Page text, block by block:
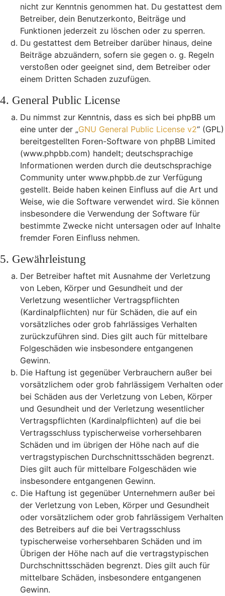
nicht zur Kenntnis genommen hat. Du gestattest dem
Betreiber, dein Benutzerkonto, Beiträge und
Funktionen jederzeit zu löschen oder zu sperren.
Du gestattest dem Betreiber darüber hinaus, deine
Beiträge abzuändern, sofern sie gegen o. g. Regeln
verstoßen oder geeignet sind, dem Betreiber oder
einem Dritten Schaden zuzufügen.
4. General Public License
Du nimmst zur Kenntnis, dass es sich bei phpBB um
eine unter der „GNU General Public License v2“ (GPL)
bereitgestellten Foren-Software von phpBB Limited
(www.phpbb.com) handelt; deutschsprachige
Informationen werden durch die deutschsprachige
Community unter www.phpbb.de zur Verfügung
gestellt. Beide haben keinen Einfluss auf die Art und
Weise, wie die Software verwendet wird. Sie können
insbesondere die Verwendung der Software für
bestimmte Zwecke nicht untersagen oder auf Inhalte
fremder Foren Einfluss nehmen.
5. Gewährleistung
Der Betreiber haftet mit Ausnahme der Verletzung
von Leben, Körper und Gesundheit und der
Verletzung wesentlicher Vertragspflichten
(Kardinalpflichten) nur für Schäden, die auf ein
vorsätzliches oder grob fahrlässiges Verhalten
zurückzuführen sind. Dies gilt auch für mittelbare
Folgeschäden wie insbesondere entgangenen
Gewinn.
Die Haftung ist gegenüber Verbrauchern außer bei
vorsätzlichem oder grob fahrlässigem Verhalten oder
bei Schäden aus der Verletzung von Leben, Körper
und Gesundheit und der Verletzung wesentlicher
Vertragspflichten (Kardinalpflichten) auf die bei
Vertragsschluss typischerweise vorhersehbaren
Schäden und im übrigen der Höhe nach auf die
vertragstypischen Durchschnittsschäden begrenzt.
Dies gilt auch für mittelbare Folgeschäden wie
insbesondere entgangenen Gewinn.
Die Haftung ist gegenüber Unternehmern außer bei
der Verletzung von Leben, Körper und Gesundheit
oder vorsätzlichem oder grob fahrlässigem Verhalten
des Betreibers auf die bei Vertragsschluss
typischerweise vorhersehbaren Schäden und im
Übrigen der Höhe nach auf die vertragstypischen
Durchschnittsschäden begrenzt. Dies gilt auch für
mittelbare Schäden, insbesondere entgangenen
Gewinn.